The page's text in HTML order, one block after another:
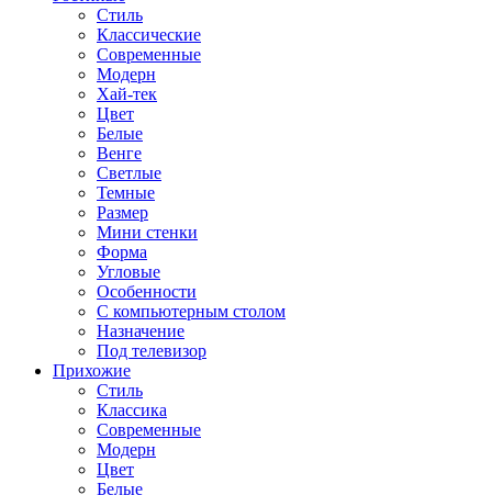
Стиль
Классические
Современные
Модерн
Хай-тек
Цвет
Белые
Венге
Светлые
Темные
Размер
Мини стенки
Форма
Угловые
Особенности
С компьютерным столом
Назначение
Под телевизор
Прихожие
Стиль
Классика
Современные
Модерн
Цвет
Белые